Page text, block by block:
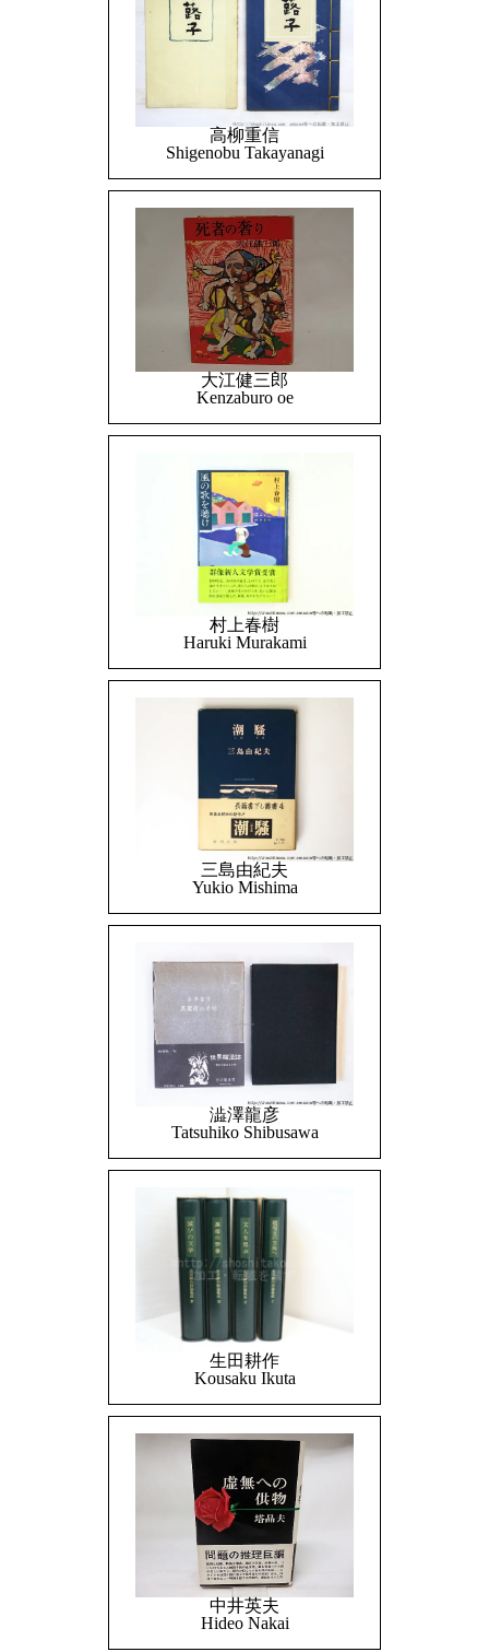
高柳重信
Shigenobu Takayanagi
大江健三郎
Kenzaburo oe
村上春樹
Haruki Murakami
三島由紀夫
Yukio Mishima
澁澤龍彦
Tatsuhiko Shibusawa
生田耕作
Kousaku Ikuta
中井英夫
Hideo Nakai